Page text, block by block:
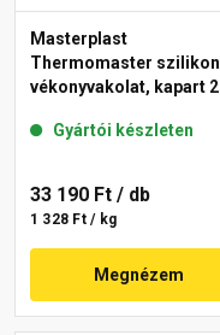
Masterplast
Thermomaster szilikon
vékonyvakolat, kapart 2
Gyártói készleten
33 190 Ft / db
1 328 Ft / kg
Megnézem